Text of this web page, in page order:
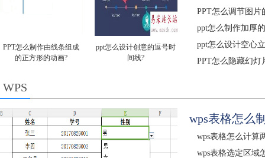
PPT怎么制作由线条组成
的正方形的动画?
ppt怎么设计创意的逗号时
间线?
PPT怎么调节图片
ppt怎么制作加厚
ppt怎么设计空心
PPT怎么隐藏幻灯
WPS
wps表格怎么
wps表格怎么计算
wps表格选定区域